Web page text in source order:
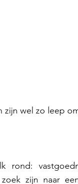
zijn wel zo leep
rond:
zijn naar